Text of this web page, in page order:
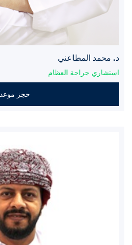
د. محمد المطاعني
استشاري جراحة العظام
حجز موعد